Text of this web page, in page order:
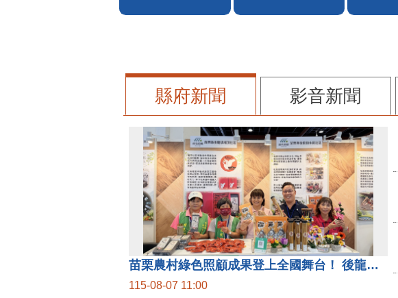
縣府新聞 影音新聞
苗栗農村綠色照顧成果登上全國舞台！ 後龍水尾、埔頂社區前進2026高齡健康產業博覽會
115-08-07 11:00